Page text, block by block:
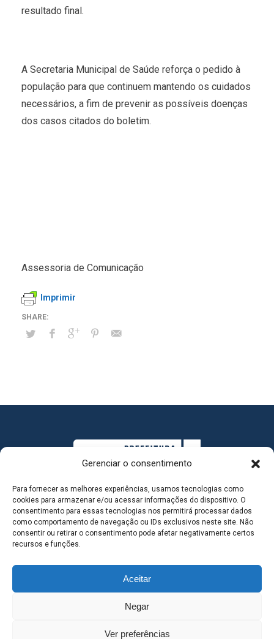
Gerenciar o consentimento
Para fornecer as melhores experiências, usamos tecnologias como
cookies para armazenar e/ou acessar informações do dispositivo. O
consentimento para essas tecnologias nos permitirá processar dados
como comportamento de navegação ou IDs exclusivos neste site. Não
consentir ou retirar o consentimento pode afetar negativamente certos
recursos e funções.
Aceitar
Negar
Ver preferências
resultado final.
A Secretaria Municipal de Saúde reforça o pedido à
população para que continuem mantendo os cuidados
necessários, a fim de prevenir as possíveis doenças
dos casos citados do boletim.
Assessoria de Comunicação
Imprimir
MAPA DO SITE
SEDE DO ADMINISTRATIVO MUNICIPAL - Avenida